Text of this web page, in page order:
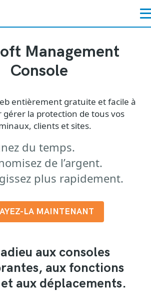
Management
Console
entièrement gratuite et facile à
gérer la protection de tous vos
clients et sites.
du temps.
de l’argent.
plus rapidement.
LA MAINTENANT
aux consoles
aux fonctions
aux déplacements.